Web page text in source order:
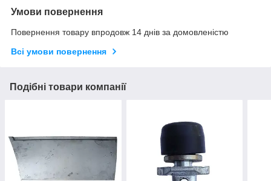
Умови повернення
Повернення товару впродовж 14 днів за домовленістю
Всі умови повернення
Подібні товари компанії